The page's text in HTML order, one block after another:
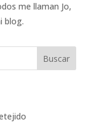
me llaman Jo,
blog.